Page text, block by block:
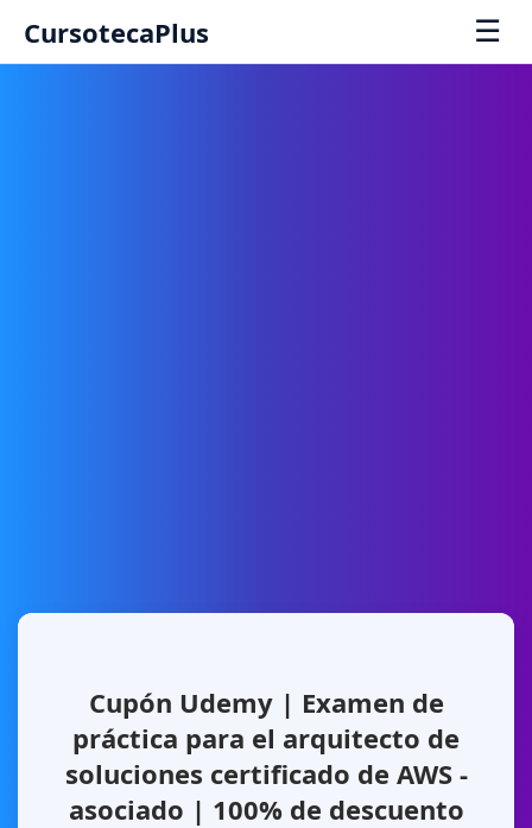
CursotecaPlus ☰
Cupón Udemy | Examen de
práctica para el arquitecto de
soluciones certificado de AWS -
asociado | 100% de descuento